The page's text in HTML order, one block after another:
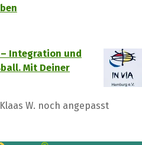
– Integration und
Mit Deiner
W. noch angepasst
Spendenaktion
mehr Spenden zu sammeln!
WhatsApp Messenger